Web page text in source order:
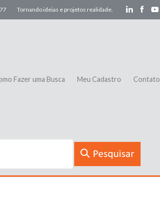
Tornando ideias e projetos realidade.
Fazer uma Busca Meu Cadastro Contato